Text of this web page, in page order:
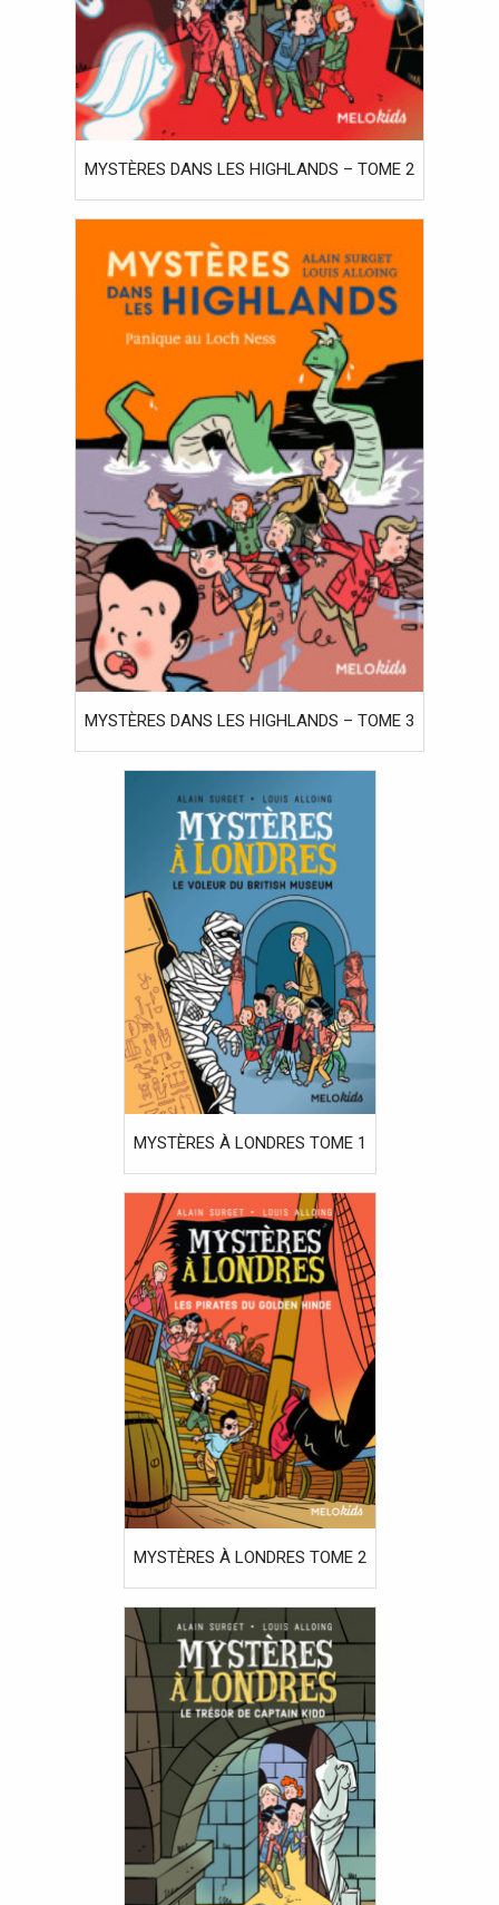
MYSTÈRES DANS LES HIGHLANDS – TOME 2
MYSTÈRES DANS LES HIGHLANDS – TOME 3
MYSTÈRES À LONDRES TOME 1
MYSTÈRES À LONDRES TOME 2